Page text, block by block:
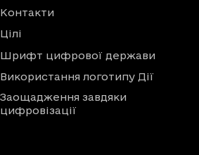
Контакти
Цілі
Шрифт цифрової держави
Використання логотипу Дії
Заощадження завдяки
цифровізації